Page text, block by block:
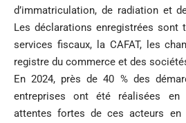
d’immatriculation, de radiation et
Les déclarations enregistrées sont
services fiscaux, la CAFAT, les
registre du commerce et des
En 2024, près de 40 % des
entreprises ont été réalisées en
attentes fortes de ces acteurs en